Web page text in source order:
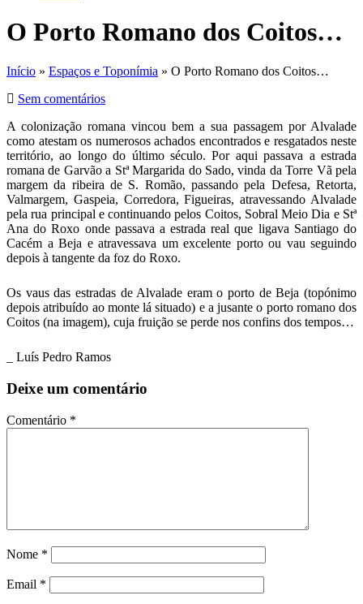
O Porto Romano dos Coitos…
Início » Espaços e Toponímia » O Porto Romano dos Coitos…
Sem comentários
A colonização romana vincou bem a sua passagem por Alvalade
como atestam os numerosos achados encontrados e resgatados neste
território, ao longo do último século. Por aqui passava a estrada
romana de Garvão a Stª Margarida do Sado, vinda da Torre Vã pela
margem da ribeira de S. Romão, passando pela Defesa, Retorta,
Valmargem, Gaspeia, Corredora, Figueiras, atravessando Alvalade
pela rua principal e continuando pelos Coitos, Sobral Meio Dia e Stª
Ana do Roxo onde passava a estrada real que ligava Santiago do
Cacém a Beja e atravessava um excelente porto ou vau seguindo
depois à tangente da foz do Roxo.
Os vaus das estradas de Alvalade eram o porto de Beja (topónimo
depois atribuído ao monte lá situado) e a jusante o porto romano dos
Coitos (na imagem), cuja fruição se perde nos confins dos tempos…
_ Luís Pedro Ramos
Deixe um comentário
Comentário *
Nome *
Email *